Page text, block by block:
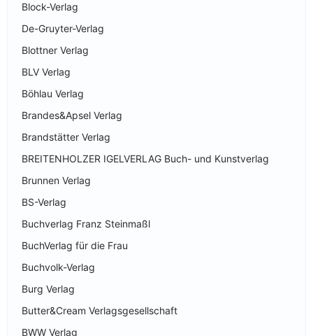
Block-Verlag
De-Gruyter-Verlag
Blottner Verlag
BLV Verlag
Böhlau Verlag
Brandes&Apsel Verlag
Brandstätter Verlag
BREITENHOLZER IGELVERLAG Buch- und Kunstverlag
Brunnen Verlag
BS-Verlag
Buchverlag Franz Steinmaßl
BuchVerlag für die Frau
Buchvolk-Verlag
Burg Verlag
Butter&Cream Verlagsgesellschaft
BWW Verlag